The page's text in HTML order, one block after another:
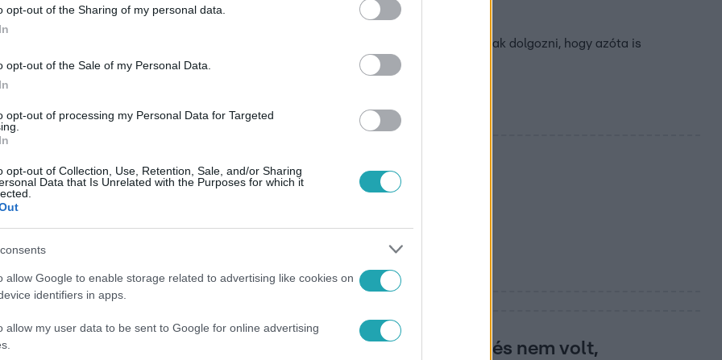
opt-out of the Sharing of my personal data.
opt-out of the Sale of my Personal Data.
opt-out of processing my Personal Data for Targeted
opt-out of Collection, Use, Retention, Sale, and/or Sharing
Data that Is Unrelated with the Purposes for which it
allow Google to enable storage related to advertising like cookies on
identifiers in apps.
allow my user data to be sent to Google for online advertising
aggatta Meghan Markle-re a palota személyzete
egyes volt tagjai szerint olyan pocsék dolog volt Harrynek és Meghannak dolgozni, hogy azóta is
nevezik magukat.
12:44
a Buckingham-
a királynőtől
lakott ott az uralkodó.
éjszakázott 150-200 utas, mert hazament a személyzet és nem volt,